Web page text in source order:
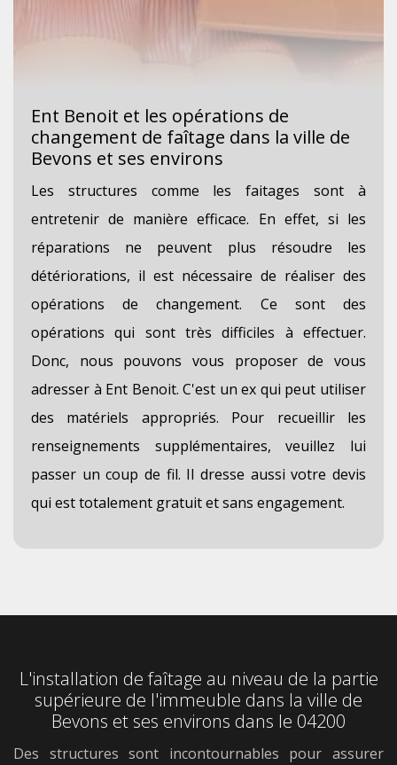
Ent Benoit et les opérations de
changement de faîtage dans la ville de
Bevons et ses environs
Les structures comme les faitages sont à
entretenir de manière efficace. En effet, si les
réparations ne peuvent plus résoudre les
détériorations, il est nécessaire de réaliser des
opérations de changement. Ce sont des
opérations qui sont très difficiles à effectuer.
Donc, nous pouvons vous proposer de vous
adresser à Ent Benoit. C'est un ex qui peut utiliser
des matériels appropriés. Pour recueillir les
renseignements supplémentaires, veuillez lui
passer un coup de fil. Il dresse aussi votre devis
qui est totalement gratuit et sans engagement.
L'installation de faîtage au niveau de la partie
supérieure de l'immeuble dans la ville de
Bevons et ses environs dans le 04200
Des structures sont incontournables pour assurer